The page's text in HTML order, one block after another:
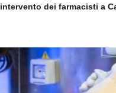
dei farmacisti a